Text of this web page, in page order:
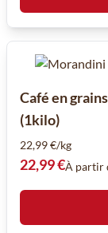
Café en
(1kilo)
22,99 €/kg
22,99 €À partir